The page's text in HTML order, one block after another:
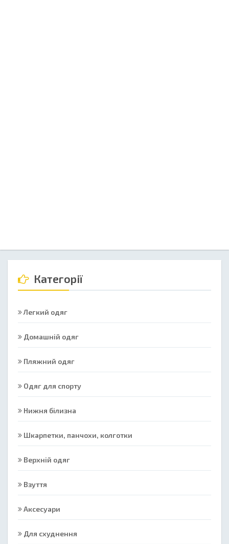
Категорії
Легкий одяг
Домашній одяг
Пляжний одяг
Одяг для спорту
Нижня білизна
Шкарпетки, панчохи, колготки
Верхній одяг
Взуття
Аксесуари
Для схуднення